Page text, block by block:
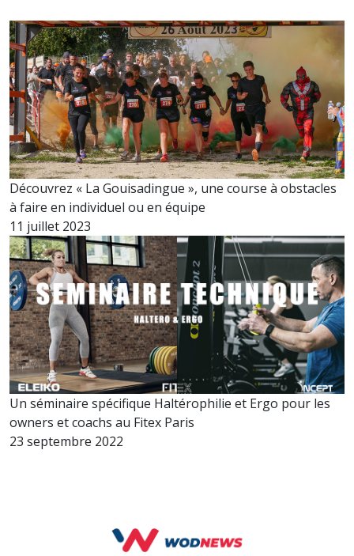
Découvrez « La Gouisadingue », une course à obstacles
à faire en individuel ou en équipe
11 juillet 2023
Un séminaire spécifique Haltérophilie et Ergo pour les
owners et coachs au Fitex Paris
23 septembre 2022